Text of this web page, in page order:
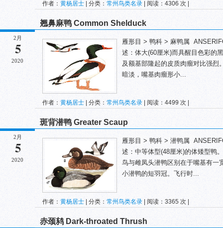
作者： 黄杨居士 | 分类： 常州鸟类名录 | 阅读：4306 次 |
2月
5
2020
翘鼻麻鸭 Common Shelduck
雁形目 > 鸭科 > 麻鸭属
述：体大(60厘米)而具醒目色彩的
及额基部隆起的皮质肉瘤对比强烈
暗淡，嘴基肉瘤形小...
作者： 黄杨居士 | 分类： 常州鸟类名录 | 阅读：4499 次 |
2月
5
2020
斑背潜鸭 Greater Scaup
雁形目 > 鸭科 > 潜鸭属
述：中等体型(48厘米)的体矮型鸭
鸟与雌凤头潜鸭区别在于嘴基有一
小潜鸭的短羽冠。飞行时...
作者： 黄杨居士 | 分类： 常州鸟类名录 | 阅读：3365 次 |
赤颈鸫 Dark-throated Thrush